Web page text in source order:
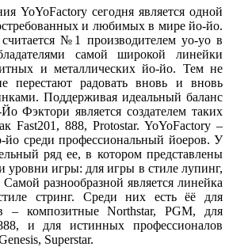
YoYoFactory сегодня является одной
и любимых в мире йо-йо.
№1 производителем yo-yo в
самой широкой линейки
и металлических йо-йо. Тем не
перестают радовать вновь и вновь
Поддерживая идеальный баланс
Фэктори является создателем таких
Fast201, 888, Protostar. YoYoFactory –
среди профессиональный йоеров. У
ряд ее, в котором представлены
уровни игры: для игры в стиле лупинг,
разнообразной является линейка
стринг. Среди них есть ёё для
– композитные Northstar, PGM, для
и для истинных профессионалов
Superstar.